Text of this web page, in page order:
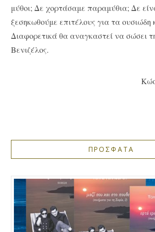
μύθοι; Δε χορτάσαμε παραμύθια; Δε
ξεσηκωθούμε επιτέλους για τα ουσιώδη
Διαφορετικά θα αναγκαστεί να σώσει
Βενιζέλος.
ΠΡΟΣΦΑΤΑ